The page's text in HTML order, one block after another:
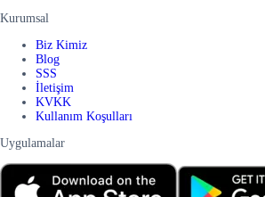
Kurumsal
Biz Kimiz
Blog
SSS
İletişim
KVKK
Kullanım Koşulları
Uygulamalar